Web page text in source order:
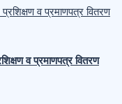
व प्रमाणपत्र वितरण